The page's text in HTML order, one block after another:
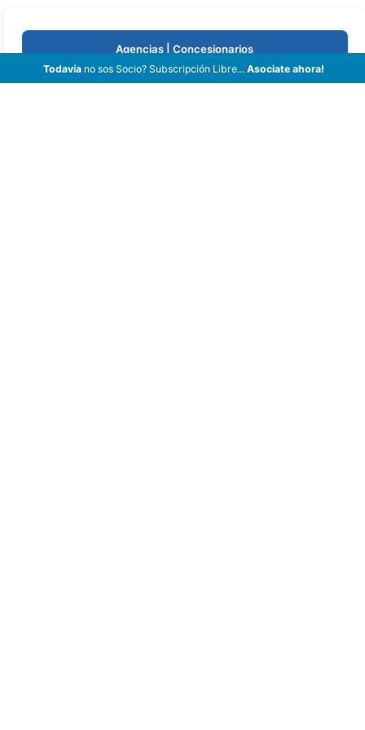
Agencias | Concesionarios
Todavíano sos Socio? Subscripción Libre... Asociate ahora!